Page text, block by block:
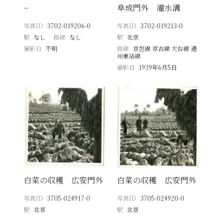
−
写真ID 3702-019206-0
駅 なし 路線 なし
撮影日
不明
阜成門外 灌水溝
写真ID 3702-019213-0
駅 北京
路線 京包線 京古線 大台線 通
州東站線
撮影日
1939年6月5日
白菜の収穫 広安門外
写真ID 3705-024917-0
駅 北京
白菜の収穫 広安門外
写真ID 3705-024920-0
駅 北京